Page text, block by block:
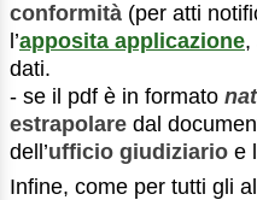
conformità (per atti
l’apposita applicazione,
dati.
- se il pdf è in formato
estrapolare dal
dell’ufficio giudiziario e
Infine, come per tutti gli